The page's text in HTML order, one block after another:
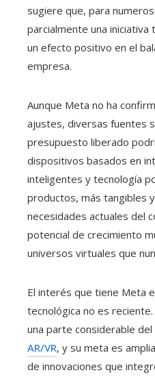
sugiere que, para
parcialmente una
un efecto positivo en el
empresa.
Aunque Meta no ha
ajustes, diversas fuentes
presupuesto liberado
dispositivos basados en
inteligentes y tecnología
productos, más tangibles
necesidades actuales del
potencial de crecimiento
universos virtuales que
El interés que tiene Meta
tecnológica no es
una parte considerable
AR/VR, y su meta es
de innovaciones que